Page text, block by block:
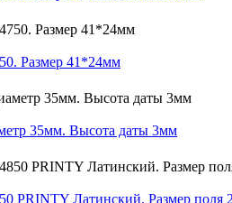
Размер 41*24мм
35мм. Высота даты 3мм
PRINTY Латинский. Размер